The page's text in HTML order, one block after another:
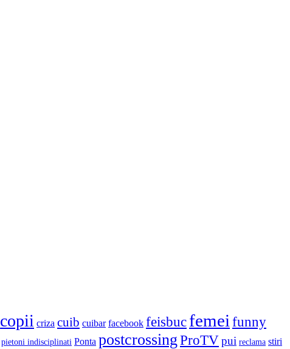
copii criza cuib cuibar facebook feisbuc femei funny
pietoni indisciplinati Ponta postcrossing ProTVpui reclama stiri